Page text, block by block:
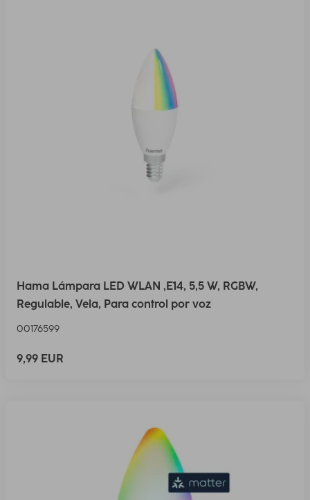
Hama Lámpara LED WLAN ,E14, 5,5 W, RGBW,
Regulable, Vela, Para control por voz
00176599
9,99 EUR